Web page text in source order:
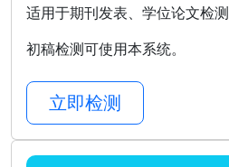
适用于期刊发表、学位论文检测
初稿检测可使用本系统。
立即检测